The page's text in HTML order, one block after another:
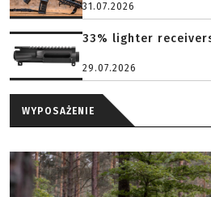
31.07.2026
33% lighter
29.07.2026
WYPOSAŻENIE